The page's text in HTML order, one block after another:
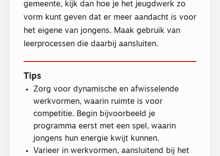
gemeente, kijk dan hoe je het jeugdwerk zo
vorm kunt geven dat er meer aandacht is voor
het eigene van jongens. Maak gebruik van
leerprocessen die daarbij aansluiten.
Tips
Zorg voor dynamische en afwisselende
werkvormen, waarin ruimte is voor
competitie. Begin bijvoorbeeld je
programma eerst met een spel, waarin
jongens hun energie kwijt kunnen.
Varieer in werkvormen, aansluitend bij het